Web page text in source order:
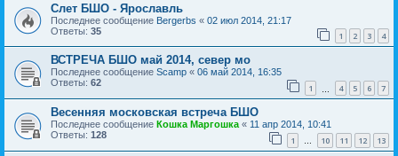
Слет БШО - Ярославль
Последнее сообщение Bergerbs « 02 июл 2014, 21:17
Ответы: 35 1 2 3 4
ВСТРЕЧА БШО май 2014, север мо
Последнее сообщение Scamp « 06 май 2014, 16:35
Ответы: 62 1 4 5 6 7
Весенняя московская встреча БШО
Последнее сообщение Кошка Маргошка « 11 апр 2014, 10:41
Ответы: 128 1 … 10 11 12 13